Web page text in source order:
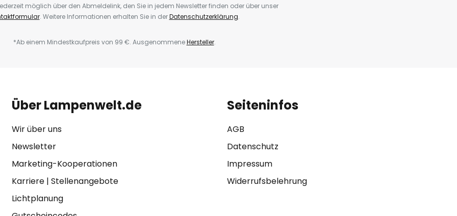
möglich über den Abmeldelink, den Sie in jedem Newsletter finden oder über unser
. Weitere Informationen erhalten Sie in derDatenschutzerklärung.
*Ab einem Mindestkaufpreis von 99 €. AusgenommeneHersteller.
Über Lampenwelt.de
Wir über uns
Newsletter
Marketing-Kooperationen
Karriere| Stellenangebote
Lichtplanung
Seiteninfos
AGB
Datenschutz
Impressum
Widerrufsbelehrung